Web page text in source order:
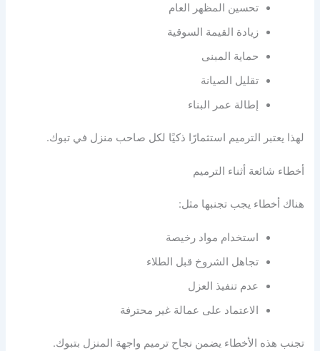
تحسين المظهر العام
زيادة القيمة السوقية
حماية المبنى
تقليل الصيانة
إطالة عمر البناء
لهذا يعتبر الترميم استثمارًا ذكيًا لكل صاحب منزل في تبوك.
أخطاء شائعة أثناء الترميم
هناك أخطاء يجب تجنبها مثل:
استخدام مواد رخيصة
تجاهل الشروخ قبل الطلاء
عدم تنفيذ العزل
الاعتماد على عمالة غير محترفة
تجنب هذه الأخطاء يضمن نجاح ترميم واجهة المنزل بتبوك.